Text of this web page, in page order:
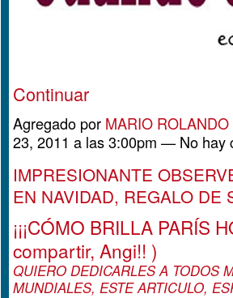
Continuar
Agregado por MARIO
23, 2011 a las 3:00pm — No hay
IMPRESIONANTE
EN NAVIDAD, REGALO DE
¡¡¡CÓMO BRILLA PARÍS
compartir, Angi!! )
QUIERO DEDICARLES A TODOS
MUNDIALES, ESTE ARTICULO,